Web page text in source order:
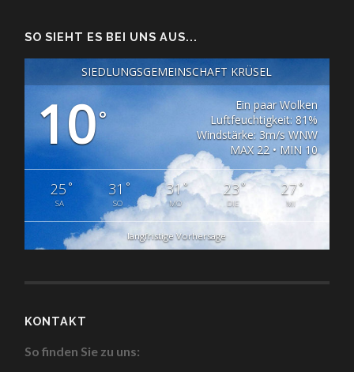
SO SIEHT ES BEI UNS AUS...
SIEDLUNGSGEMEINSCHAFT KRÜSEL
10°
Ein paar Wolken
Luftfeuchtigkeit: 81%
Windstärke: 3m/s WNW
MAX 22 • MIN 10
25°
SA
31 °
SO
31°
MO
23°
DIE
27°
MI
langfristige Vorhersage
KONTAKT
So finden Sie zu uns: